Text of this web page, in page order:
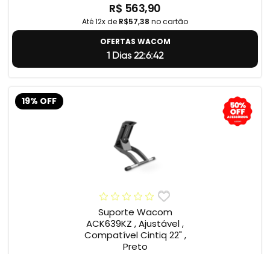
R$ 563,90
Até 12x de R$57,38 no cartão
OFERTAS WACOM
1 Dias 22:6:41
19% OFF
Suporte Wacom
ACK639KZ , Ajustável ,
Compatível Cintiq 22" ,
Preto